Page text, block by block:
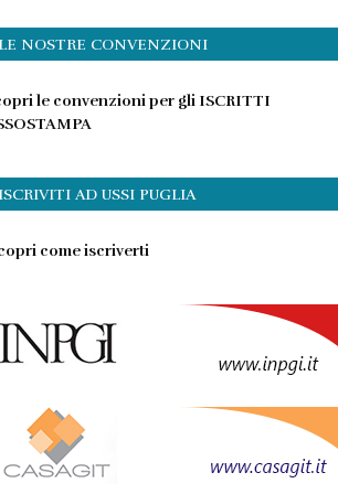
LE NOSTRE CONVENZIONI
le convenzioni per gli ISCRITTI
ISCRIVITI AD USSI PUGLIA
come iscriverti